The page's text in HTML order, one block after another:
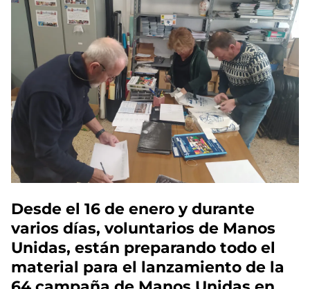
Desde el 16 de enero y durante
varios días, voluntarios de Manos
Unidas, están preparando todo el
material para el lanzamiento de la